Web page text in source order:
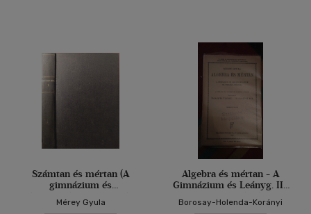
Számtan és mértan (A
gimnázium és
számára)
Mérey Gyula
Algebra és mértan - A
Gimnázium és Leányg. III.
Borosay-Holenda-Korányi